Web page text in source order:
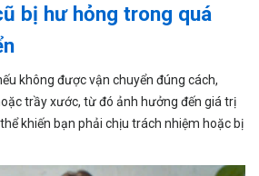
bị hư hỏng trong quá
không được vận chuyển đúng cách,
trầy xước, từ đó ảnh hưởng đến giá trị
khiến bạn phải chịu trách nhiệm hoặc bị